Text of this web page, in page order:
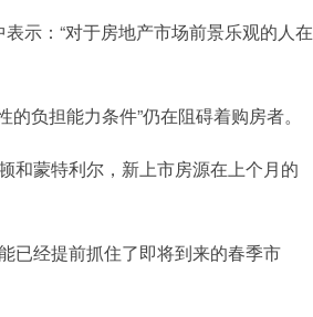
示：“对于房地产市场前景乐观的人在
负担能力条件”仍在阻碍着购房者。
和蒙特利尔，新上市房源在上个月的
已经提前抓住了即将到来的春季市